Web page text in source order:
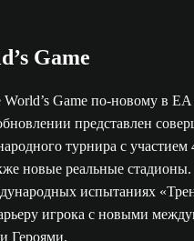
Game
World’s Game по-новому в
представлен
турнира с
новые реальные
испытаниях
игрока с новыми